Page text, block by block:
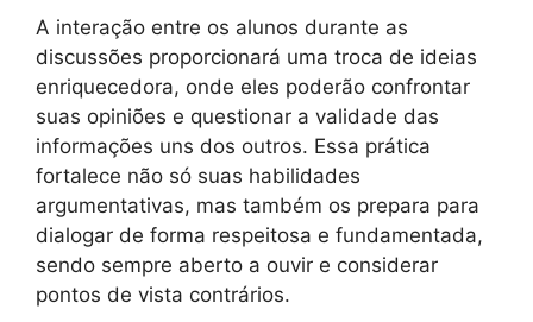
A interação entre os alunos durante as
discussões proporcionará uma troca de ideias
enriquecedora, onde eles poderão confrontar
suas opiniões e questionar a validade das
informações uns dos outros. Essa prática
fortalece não só suas habilidades
argumentativas, mas também os prepara para
dialogar de forma respeitosa e fundamentada,
sendo sempre aberto a ouvir e considerar
pontos de vista contrários.